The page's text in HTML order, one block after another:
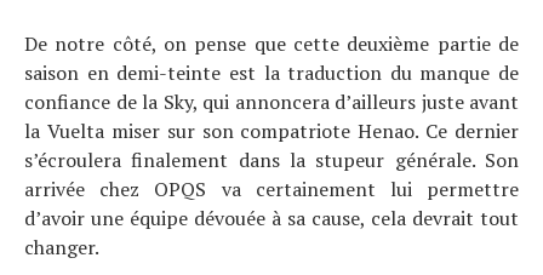
De notre côté, on pense que cette deuxième partie de
saison en demi-teinte est la traduction du manque de
confiance de la Sky, qui annoncera d’ailleurs juste avant
la Vuelta miser sur son compatriote Henao. Ce dernier
s’écroulera finalement dans la stupeur générale. Son
arrivée chez OPQS va certainement lui permettre
d’avoir une équipe dévouée à sa cause, cela devrait tout
changer.